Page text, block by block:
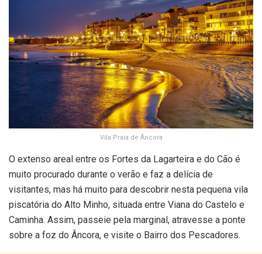
Vila Praia de Âncora
O extenso areal entre os Fortes da Lagarteira e do Cão é
muito procurado durante o verão e faz a delícia de
visitantes, mas há muito para descobrir nesta pequena vila
piscatória do Alto Minho, situada entre Viana do Castelo e
Caminha. Assim, passeie pela marginal, atravesse a ponte
sobre a foz do Âncora, e visite o Bairro dos Pescadores.